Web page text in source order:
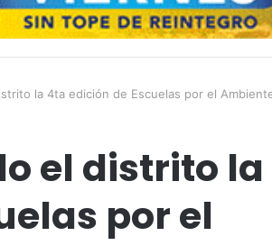
la 4ta edición de Escuelas por el
el distrito
por el